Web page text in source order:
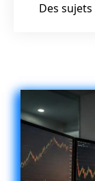
Des